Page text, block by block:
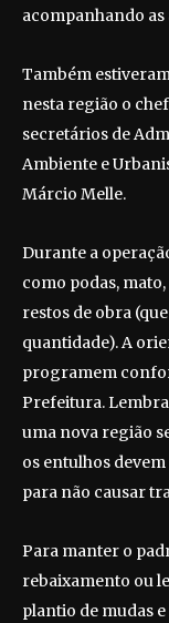
acompanhando as
Também
nesta região o
secretários de
Ambiente e
Márcio Melle.
Durante a
como podas,
restos de obra
quantidade). A
programem
Prefeitura.
uma nova região
os entulhos
para não causar
Para manter o
rebaixamento ou
plantio de mudas